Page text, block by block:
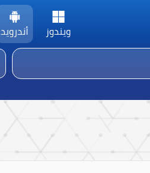
ويندوز أندرويد